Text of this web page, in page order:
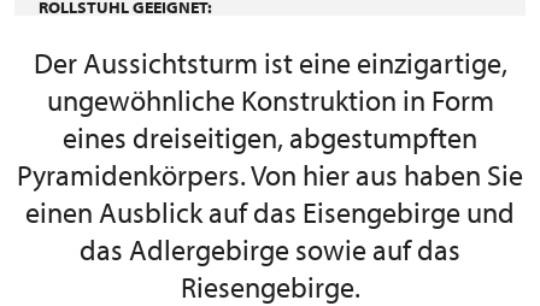
ROLLSTUHL GEEIGNET:
Der Aussichtsturm ist eine einzigartige,
ungewöhnliche Konstruktion in Form
eines dreiseitigen, abgestumpften
Pyramidenkörpers. Von hier aus haben Sie
einen Ausblick auf das Eisengebirge und
das Adlergebirge sowie auf das
Riesengebirge.